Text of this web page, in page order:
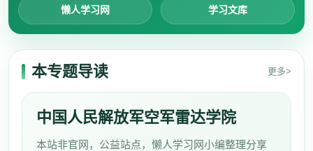
懒人学习网 学习文库
本专题导读 更多>
中国人民解放军空军雷达学院
本站非官网，公益站点，懒人学习网小编整理分享